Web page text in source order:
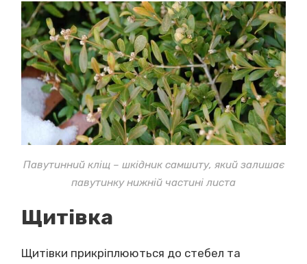
Павутинний кліщ – шкідник самшиту, який залишає
павутинку нижній частині листа
Щитівка
Щитівки прикріплюються до стебел та